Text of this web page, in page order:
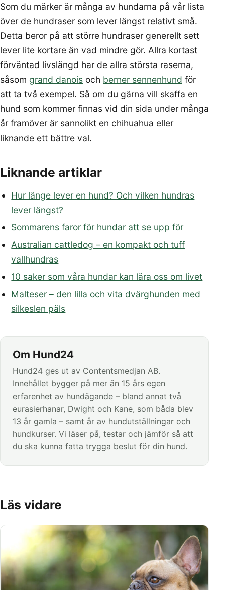
Som du märker är många av hundarna på vår lista
över de hundraser som lever längst relativt små.
Detta beror på att större hundraser generellt sett
lever lite kortare än vad mindre gör. Allra kortast
förväntad livslängd har de allra största raserna,
såsom grand danois och berner sennenhund för
att ta två exempel. Så om du gärna vill skaffa en
hund som kommer finnas vid din sida under många
år framöver är sannolikt en chihuahua eller
liknande ett bättre val.
Liknande artiklar
Hur länge lever en hund? Och vilken hundras
lever längst?
Sommarens faror för hundar att se upp för
Australian cattledog – en kompakt och tuff
vallhundras
10 saker som våra hundar kan lära oss om livet
Malteser – den lilla och vita dvärghunden med
silkeslen päls
Om Hund24
Hund24 ges ut av Contentsmedjan AB.
Innehållet bygger på mer än 15 års egen
erfarenhet av hundägande – bland annat två
eurasierhanar, Dwight och Kane, som båda blev
13 år gamla – samt år av hundutställningar och
hundkurser. Vi läser på, testar och jämför så att
du ska kunna fatta trygga beslut för din hund.
Läs vidare